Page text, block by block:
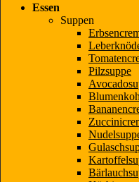
Essen
Suppen
Pilzsuppe